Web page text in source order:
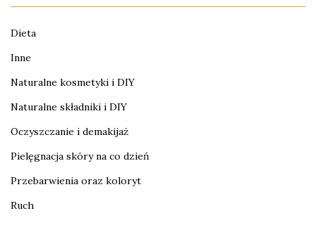
Dieta
Inne
Naturalne kosmetyki i DIY
Naturalne składniki i DIY
Oczyszczanie i demakijaż
Pielęgnacja skóry na co dzień
Przebarwienia oraz koloryt
Ruch